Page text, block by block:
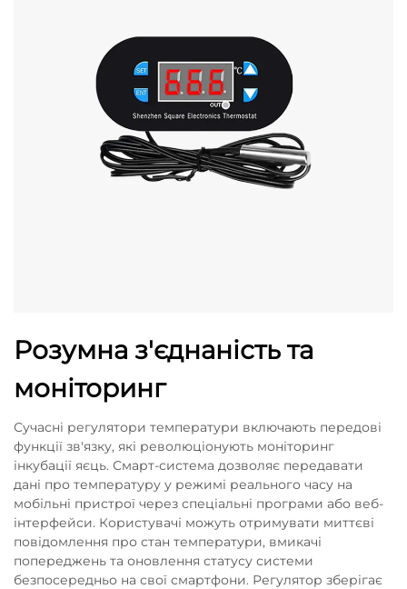
Розумна з'єднаність та
моніторинг
Сучасні регулятори температури включають передові
функції зв'язку, які революціонують моніторинг
інкубації яєць. Смарт-система дозволяє передавати
дані про температуру у режимі реального часу на
мобільні пристрої через спеціальні програми або веб-
інтерфейси. Користувачі можуть отримувати миттєві
повідомлення про стан температури, вмикачі
попереджень та оновлення статусу системи
безпосередньо на свої смартфони. Регулятор зберігає